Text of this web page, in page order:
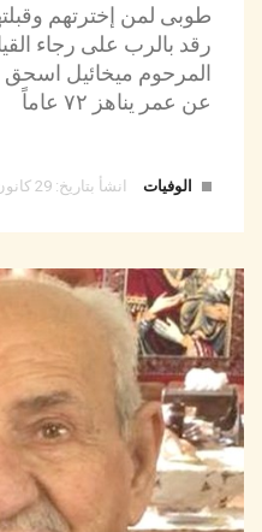
طوبى لمن إخترتهم
رقد بالرب على رجاء
المرحوم ميخائيل اسحق
عن عمر يناهز ۷۲ عاماً
الوفيات انشأ بتاريخ: 29 كانون2 2019